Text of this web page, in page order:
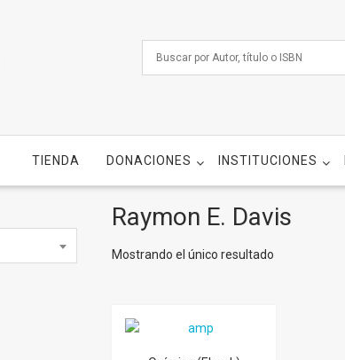
TIENDA DONACIONES INSTITUCIONES
Raymon E. Davis
Mostrando el único resultado